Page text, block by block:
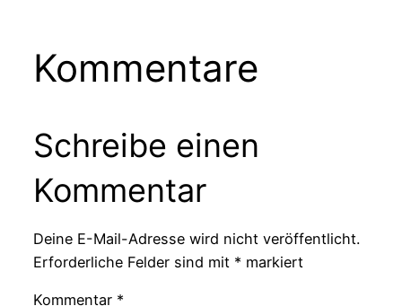
Kommentare
Schreibe einen
Kommentar
Deine E-Mail-Adresse wird nicht veröffentlicht.
Erforderliche Felder sind mit * markiert
Kommentar *